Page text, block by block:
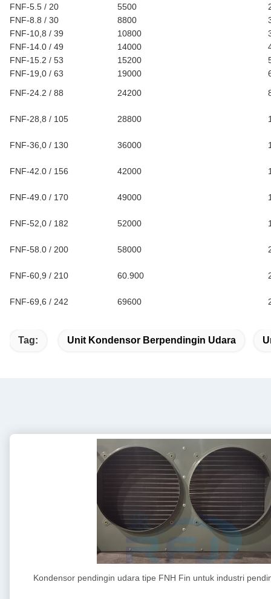
FNF-5.5 / 20
5500
FNF-8.8 / 30
8800
FNF-10,8 / 39
10800
FNF-14.0 / 49
14000
FNF-15.2 / 53
15200
FNF-19,0 ​​/ 63
19000
FNF-24.2 / 88
24200
FNF-28,8 / 105 28800
FNF-36,0 / 130 36000
FNF-42.0 / 156 42000
FNF-49.0 / 170 49000
FNF-52,0 / 182 52000
FNF-58.0 / 200 58000
FNF-60,9 / 210 60.900
FNF-69,6 / 242 69600
Tag: Unit Kondensor Berpendingin Udara
Kondensor pendingin udara tipe FNH Fin untuk industri